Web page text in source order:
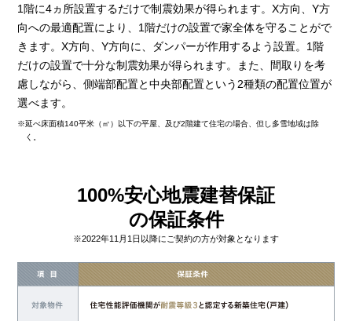
1階に4ヵ所設置するだけで制震効果が得られます。X方向、Y方
向への最適配置により、1階だけの設置で家全体を守ることがで
きます。X方向、Y方向に、ダンパーが作用するよう設置。1階
だけの設置で十分な制震効果が得られます。また、間取りを考
慮しながら、側端部配置と中央部配置という2種類の配置位置が
選べます。
※延べ床面積140平米（㎡）以下の平屋、及び2階建て住宅の場合、但し多雪地域は除
く。
100%安心地震建替保証
の保証条件
※2022年11月1日以降にご契約の方が対象となります